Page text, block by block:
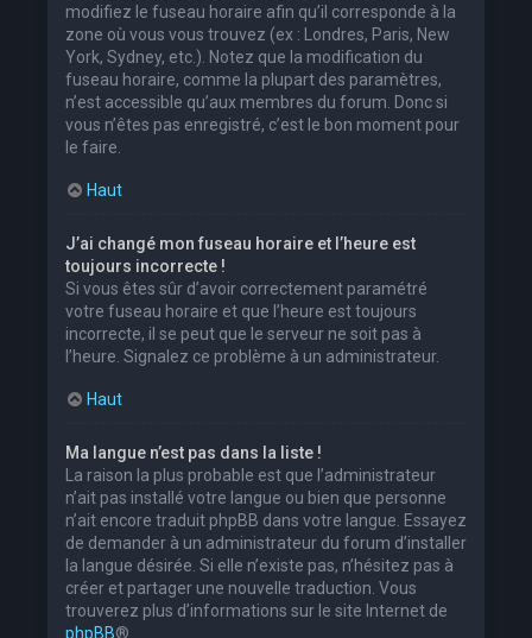
modifiez le fuseau horaire afin qu’il corresponde à la
zone où vous vous trouvez (ex : Londres, Paris, New
York, Sydney, etc.). Notez que la modification du
fuseau horaire, comme la plupart des paramètres,
n’est accessible qu’aux membres du forum. Donc si
vous n’êtes pas enregistré, c’est le bon moment pour
le faire.
Haut
J’ai changé mon fuseau horaire et l’heure est
toujours incorrecte !
Si vous êtes sûr d’avoir correctement paramétré
votre fuseau horaire et que l’heure est toujours
incorrecte, il se peut que le serveur ne soit pas à
l’heure. Signalez ce problème à un administrateur.
Haut
Ma langue n’est pas dans la liste !
La raison la plus probable est que l’administrateur
n’ait pas installé votre langue ou bien que personne
n’ait encore traduit phpBB dans votre langue. Essayez
de demander à un administrateur du forum d’installer
la langue désirée. Si elle n’existe pas, n’hésitez pas à
créer et partager une nouvelle traduction. Vous
trouverez plus d’informations sur le site Internet de
phpBB®.